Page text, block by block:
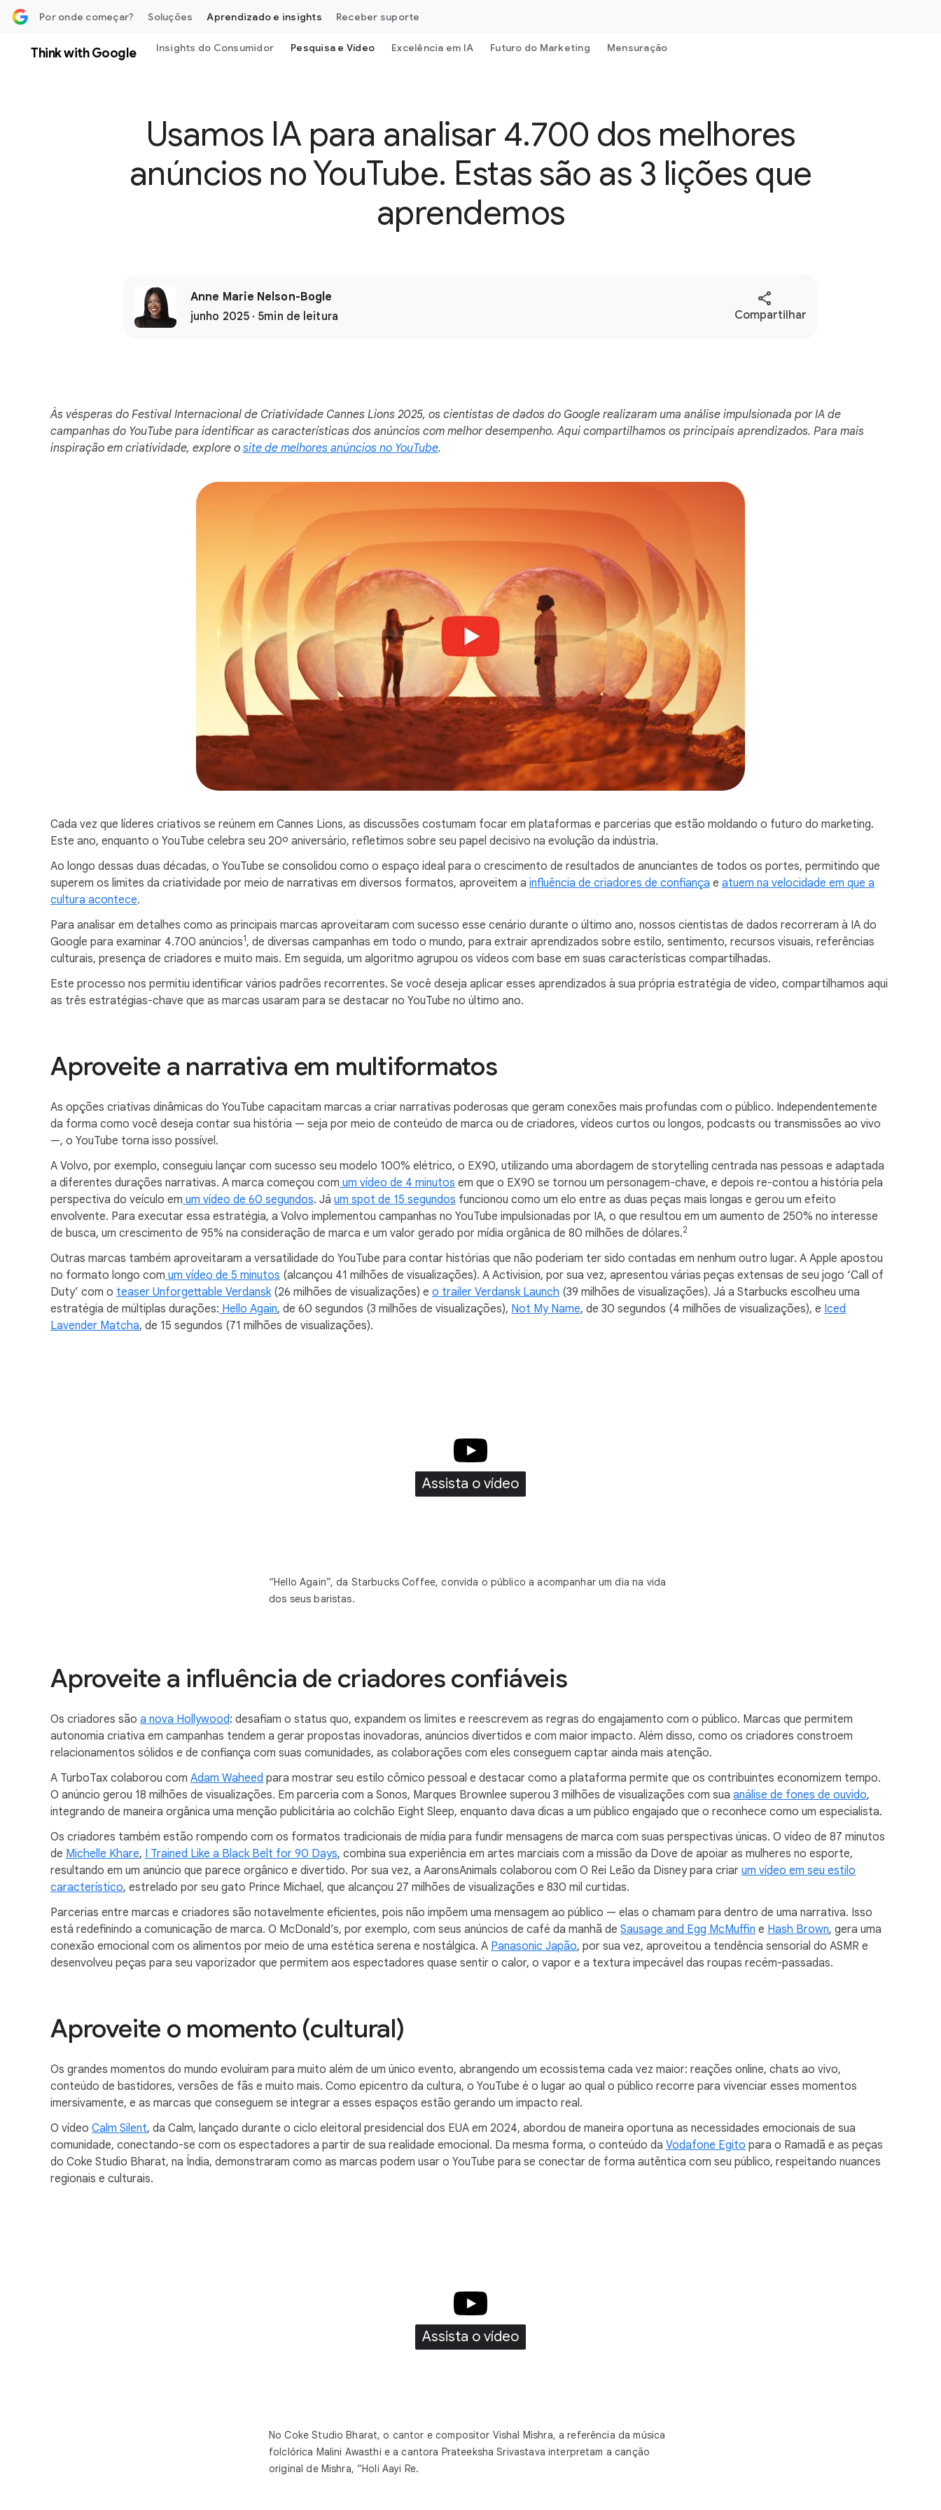
conteúdoPor onde começar? Soluções Aprendizado e insights Receber suporte
Think with Google Insights do Consumidor Pesquisa e Vídeo Excelência em IA Futuro do Marketing Mensuração
Usamos IA para analisar 4.700 dos melhores
anúncios no YouTube. Estas são as 3 lições que
aprendemos
Anne Marie Nelson-Bogle
junho 2025 · 5min de leitura
M
o
l
Compartilhar
Às vésperas do Festival Internacional de Criatividade Cannes Lions 2025, os cientistas de dados do Google realizaram uma análise impulsionada por IA de
campanhas do YouTube para identificar as características dos anúncios com melhor desempenho. Aqui compartilhamos os principais aprendizados. Para mais
inspiração em criatividade, explore o site de melhores anúncios no YouTube.
Cada vez que líderes criativos se reúnem em Cannes Lions, as discussões costumam focar em plataformas e parcerias que estão moldando o futuro do marketing.
Este ano, enquanto o YouTube celebra seu 20º aniversário, refletimos sobre seu papel decisivo na evolução da indústria.
Ao longo dessas duas décadas, o YouTube se consolidou como o espaço ideal para o crescimento de resultados de anunciantes de todos os portes, permitindo que
superem os limites da criatividade por meio de narrativas em diversos formatos, aproveitem a influência de criadores de confiança e atuem na velocidade em que a
cultura acontece.
Para analisar em detalhes como as principais marcas aproveitaram com sucesso esse cenário durante o último ano, nossos cientistas de dados recorreram à IA do
Google para examinar 4.700 anúncios1, de diversas campanhas em todo o mundo, para extrair aprendizados sobre estilo, sentimento, recursos visuais, referências
culturais, presença de criadores e muito mais. Em seguida, um algoritmo agrupou os vídeos com base em suas características compartilhadas.
Este processo nos permitiu identificar vários padrões recorrentes. Se você deseja aplicar esses aprendizados à sua própria estratégia de vídeo, compartilhamos aqui
as três estratégias-chave que as marcas usaram para se destacar no YouTube no último ano.
Aproveite a narrativa em multiformatos
As opções criativas dinâmicas do YouTube capacitam marcas a criar narrativas poderosas que geram conexões mais profundas com o público. Independentemente
da forma como você deseja contar sua história — seja por meio de conteúdo de marca ou de criadores, vídeos curtos ou longos, podcasts ou transmissões ao vivo
—, o YouTube torna isso possível.
A Volvo, por exemplo, conseguiu lançar com sucesso seu modelo 100% elétrico, o EX90, utilizando uma abordagem de storytelling centrada nas pessoas e adaptada
a diferentes durações narrativas. A marca começou com um vídeo de 4 minutos em que o EX90 se tornou um personagem-chave, e depois re-contou a história pela
perspectiva do veículo em um vídeo de 60 segundos. Já um spot de 15 segundos funcionou como um elo entre as duas peças mais longas e gerou um efeito
envolvente. Para executar essa estratégia, a Volvo implementou campanhas no YouTube impulsionadas por IA, o que resultou em um aumento de 250% no interesse
de busca, um crescimento de 95% na consideração de marca e um valor gerado por mídia orgânica de 80 milhões de dólares.2
Outras marcas também aproveitaram a versatilidade do YouTube para contar histórias que não poderiam ter sido contadas em nenhum outro lugar. A Apple apostou
no formato longo com um vídeo de 5 minutos (alcançou 41 milhões de visualizações). A Activision, por sua vez, apresentou várias peças extensas de seu jogo ‘Call of
Duty’ com o teaser Unforgettable Verdansk(26 milhões de visualizações) e o trailer Verdansk Launch (39 milhões de visualizações). Já a Starbucks escolheu uma
estratégia de múltiplas durações: Hello Again, de 60 segundos (3 milhões de visualizações), Not My Name, de 30 segundos (4 milhões de visualizações), e Iced
Lavender Matcha, de 15 segundos (71 milhões de visualizações).
Assista o vídeo
“Hello Again”, da Starbucks Coffee, convida o público a acompanhar um dia na vida
dos seus baristas.
Aproveite a influência de criadores confiáveis
Os criadores são a nova Hollywood: desafiam o status quo, expandem os limites e reescrevem as regras do engajamento com o público. Marcas que permitem
autonomia criativa em campanhas tendem a gerar propostas inovadoras, anúncios divertidos e com maior impacto. Além disso, como os criadores constroem
relacionamentos sólidos e de confiança com suas comunidades, as colaborações com eles conseguem captar ainda mais atenção.
A TurboTax colaborou com Adam Waheed para mostrar seu estilo cômico pessoal e destacar como a plataforma permite que os contribuintes economizem tempo.
O anúncio gerou 18 milhões de visualizações. Em parceria com a Sonos, Marques Brownlee superou 3 milhões de visualizações com sua análise de fones de ouvido,
integrando de maneira orgânica uma menção publicitária ao colchão Eight Sleep, enquanto dava dicas a um público engajado que o reconhece como um especialista.
Os criadores também estão rompendo com os formatos tradicionais de mídia para fundir mensagens de marca com suas perspectivas únicas. O vídeo de 87 minutos
de Michelle Khare, I Trained Like a Black Belt for 90 Days, combina sua experiência em artes marciais com a missão da Dove de apoiar as mulheres no esporte,
resultando em um anúncio que parece orgânico e divertido. Por sua vez, a AaronsAnimals colaborou com O Rei Leão da Disney para criar um vídeo em seu estilo
característico, estrelado por seu gato Prince Michael, que alcançou 27 milhões de visualizações e 830 mil curtidas.
Parcerias entre marcas e criadores são notavelmente eficientes, pois não impõem uma mensagem ao público — elas o chamam para dentro de uma narrativa. Isso
está redefinindo a comunicação de marca. O McDonald’s, por exemplo, com seus anúncios de café da manhã de Sausage and Egg McMuffin e Hash Brown, gera uma
conexão emocional com os alimentos por meio de uma estética serena e nostálgica. A Panasonic Japão, por sua vez, aproveitou a tendência sensorial do ASMR e
desenvolveu peças para seu vaporizador que permitem aos espectadores quase sentir o calor, o vapor e a textura impecável das roupas recém-passadas.
Aproveite o momento (cultural)
Os grandes momentos do mundo evoluíram para muito além de um único evento, abrangendo um ecossistema cada vez maior: reações online, chats ao vivo,
conteúdo de bastidores, versões de fãs e muito mais. Como epicentro da cultura, o YouTube é o lugar ao qual o público recorre para vivenciar esses momentos
imersivamente, e as marcas que conseguem se integrar a esses espaços estão gerando um impacto real.
O vídeo Calm Silent, da Calm, lançado durante o ciclo eleitoral presidencial dos EUA em 2024, abordou de maneira oportuna as necessidades emocionais de sua
comunidade, conectando-se com os espectadores a partir de sua realidade emocional. Da mesma forma, o conteúdo da Vodafone Egito para o Ramadã e as peças
do Coke Studio Bharat, na Índia, demonstraram como as marcas podem usar o YouTube para se conectar de forma autêntica com seu público, respeitando nuances
regionais e culturais.
Assista o vídeo
No Coke Studio Bharat, o cantor e compositor Vishal Mishra, a referência da música
folclórica Malini Awasthi e a cantora Prateeksha Srivastava interpretam a canção
original de Mishra, “Holi Aayi Re.